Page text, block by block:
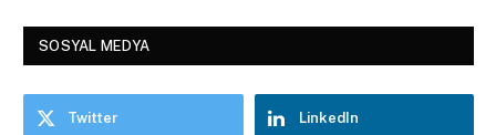
SOSYAL MEDYA
Twitter LinkedIn